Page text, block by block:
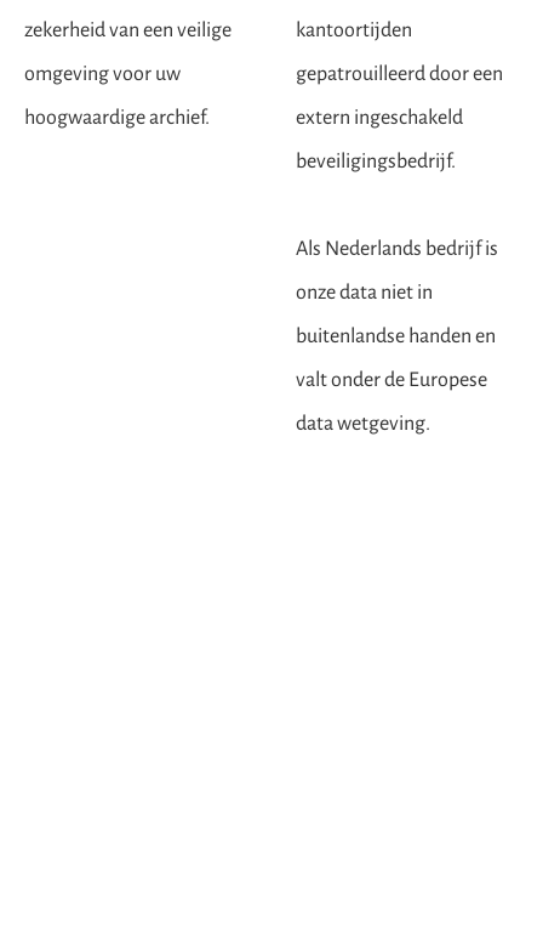
zekerheid van een veilige
omgeving voor uw
hoogwaardige archief.
kantoortijden
gepatrouilleerd door een
extern ingeschakeld
beveiligingsbedrijf.
Als Nederlands bedrijf is
onze data niet in
buitenlandse handen en
valt onder de Europese
data wetgeving.